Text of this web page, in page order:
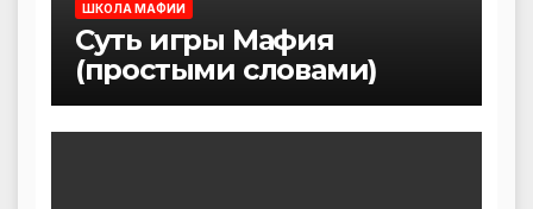
ШКОЛА МАФИИ
Суть игры Мафия
(простыми словами)